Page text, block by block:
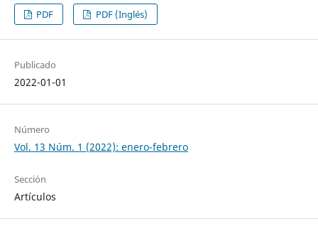
PDF PDF (Inglés)
Publicado
2022-01-01
Número
Vol. 13 Núm. 1 (2022): enero-febrero
Sección
Artículos